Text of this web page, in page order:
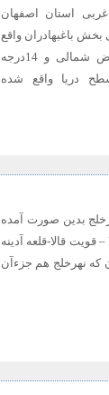
جنوب غربی استان اصفهان
شهرزرین شهرو14کیلومتری بخش باغبهادران واقع
شده است روستای زمان اباد در 18درجه و32 دقیقه عرض شمالی و 14درجه
1830کیلو متری ازسطح دریا واقع شده
بدین صورت آمده
قویت قالا-قلعه آدینه
که نهرخلج هم جزءآن